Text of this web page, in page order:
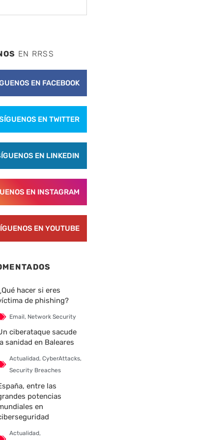
EN RRSS
EN FACEBOOK
EN TWITTER
EN LINKEDIN
EN INSTAGRAM
EN YOUTUBE
hacer si eres
de phishing?
Email, Network Security
ciberataque sacude
sanidad en Baleares
Actualidad, CyberAttacks,
Security Breaches
entre las
potencias
en
Actualidad,